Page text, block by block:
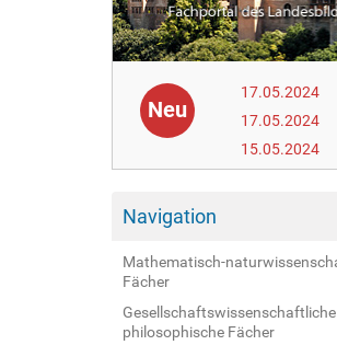
Neu
17.05.2024
17.05.2024
15.05.2024
Navigation
Mathematisch-
Fächer
Gesellschaftswissenschaftliche
philosophische Fächer